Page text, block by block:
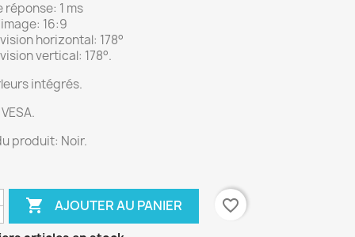
réponse: 1 ms
16:9
horizontal: 178°
vertical: 178°.
intégrés.
produit: Noir.
 AJOUTER AU PANIER
favorite_border